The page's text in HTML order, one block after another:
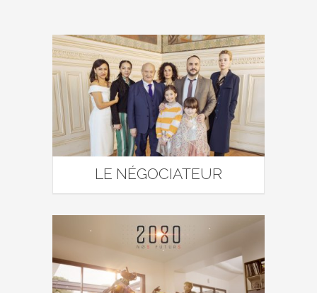
LE NÉGOCIATEUR